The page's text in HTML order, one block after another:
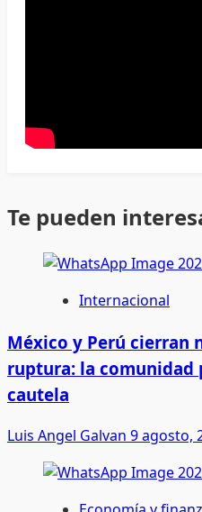
Te pueden
Internacional
México y Perú cierran
ruptura: la comunidad
cautela
Luis Angel Galvan 9 agosto,